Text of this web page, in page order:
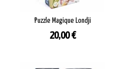
Puzzle Magique Londji
Prezzo
20,00 €